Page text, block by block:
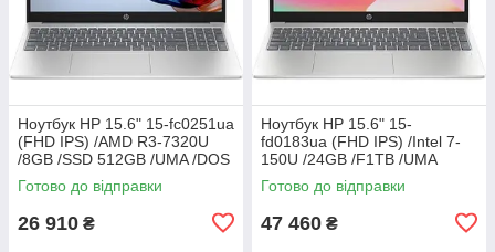
Ноутбук HP 15.6" 15-fc0251ua
(FHD IPS) /AMD R3-7320U
/8GB /SSD 512GB /UMA /DOS
/блакитний (код 158401)
Готово до відправки
26 910 ₴
Ноутбук HP 15.6" 15-
fd0183ua (FHD IPS) /Intel 7-
150U /24GB /F1TB /UMA
/DOS /сріблястий (код
156527)
Готово до відправки
47 460 ₴